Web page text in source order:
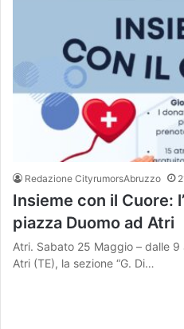
Redazione CityrumorsAbruzzo
Insieme con il Cuore:
piazza Duomo ad Atri
Atri. Sabato 25 Maggio – dalle 9
Atri (TE), la sezione “G. Di…